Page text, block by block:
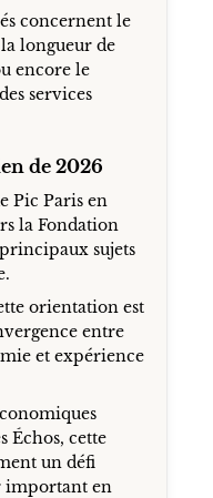
concernent le
longueur de
encore le
services
de 2026
Pic Paris en
la Fondation
sujets
orientation est
entre
et expérience
Échos, cette
un défi
important en